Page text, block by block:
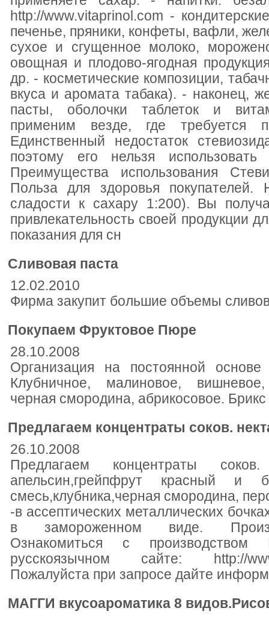
http://www.vitaprinol.com -
печенье, пряники, конфеты, вафли,
сухое и сгущенное молоко,
овощная и плодово-ягодная
др. - косметические композиции,
вкуса и аромата табака). - наконец,
пасты, оболочки таблеток и
применим везде, где требуется
Единственный недостаток
поэтому его нельзя
Преимущества использования
Польза для здоровья покупателей.
сладости к сахару 1:200). Вы
привлекательность своей продукции
показания для сн
Сливовая паста
12.02.2010
Фирма закупит большие объемы
Покупаем Фруктовое Пюре
28.10.2008
Организация на постоянной
Клубничное, малиновое,
черная смородина, абрикосовое. Брикс
Предлагаем концентраты соков.
26.10.2008
Предлагаем концентраты
апельсин,грейпфрут красный и
смесь,клубника,черная смородина,
-в ассептических металлических
в замороженном виде.
Ознакомиться с
русскоязычном сайте: http://
Пожалуйста при запросе дайте
МАГГИ вкусоароматика 8